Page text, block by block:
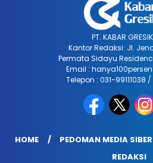
PT. KABAR
Kantor Redaksi: Jl.
Permata Sidayu
Email :
Telepon : 031-99111038 /
HOME PEDOMAN MEDIA SIBER
REDAKSI